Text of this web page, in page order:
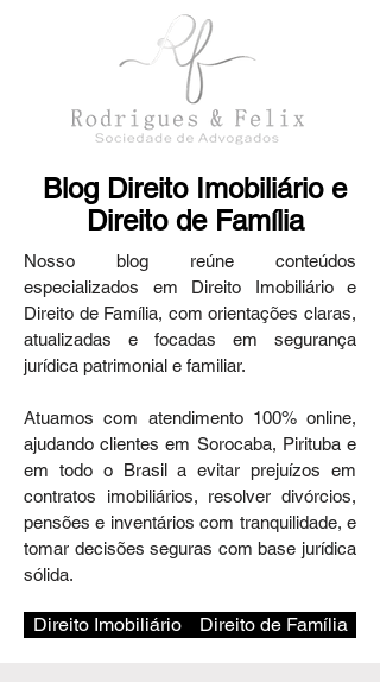
Blog Direito Imobiliário e
Direito de Família
Nosso blog reúne conteúdos
especializados em Direito Imobiliário e
Direito de Família, com orientações claras,
atualizadas e focadas em segurança
jurídica patrimonial e familiar.
Atuamos com atendimento 100% online,
ajudando clientes em Sorocaba, Pirituba e
em todo o Brasil a evitar prejuízos em
contratos imobiliários, resolver divórcios,
pensões e inventários com tranquilidade, e
tomar decisões seguras com base jurídica
sólida.
Direito Imobiliário Direito de Família